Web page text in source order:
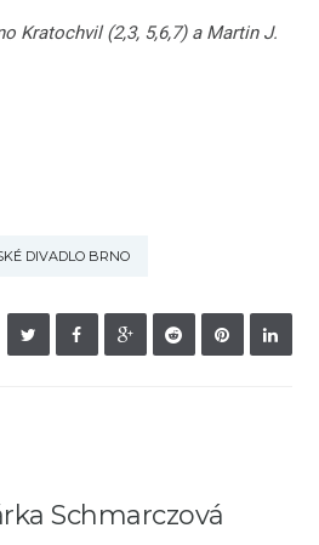
Kratochvil (2,3, 5,6,7) a Martin J.
DIVADLO BRNO
Schmarczová